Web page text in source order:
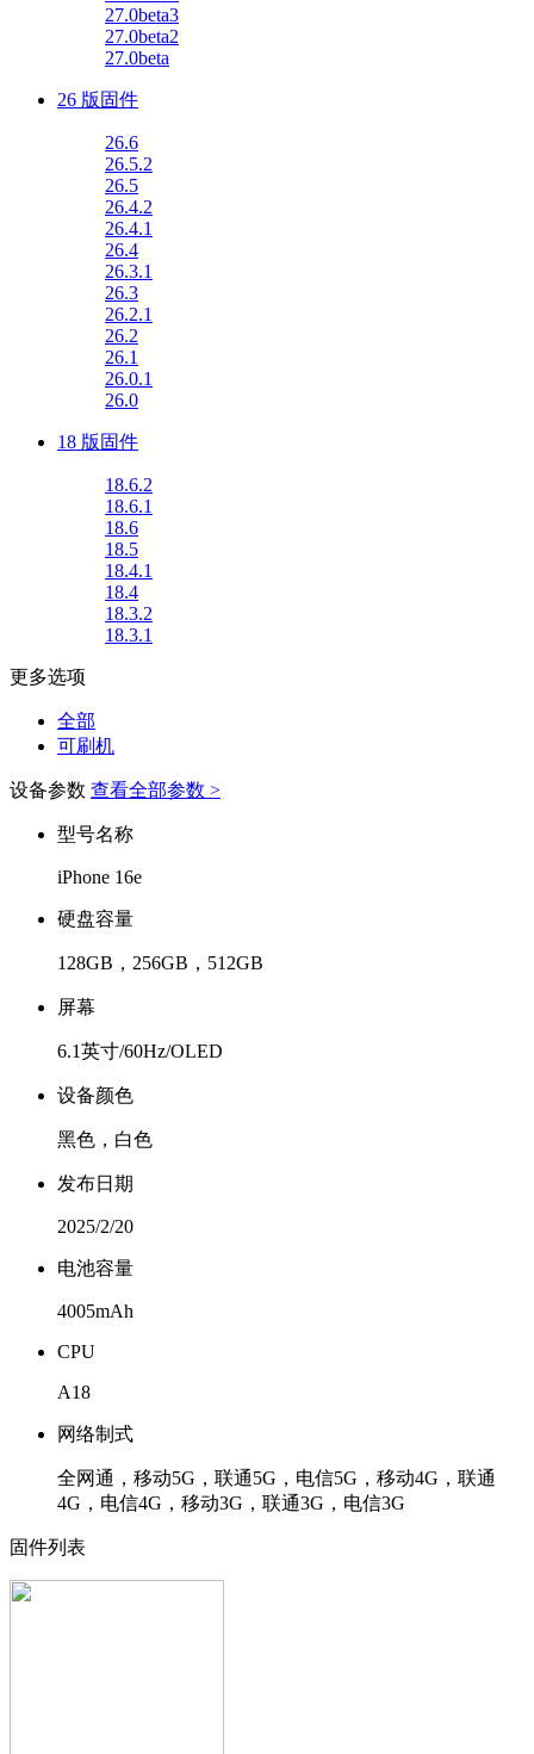
27.0beta3
27.0beta2
27.0beta
26 版固件
26.6
26.5.2
26.5
26.4.2
26.4.1
26.4
26.3.1
26.3
26.2.1
26.2
26.1
26.0.1
26.0
18 版固件
18.6.2
18.6.1
18.6
18.5
18.4.1
18.4
18.3.2
18.3.1
更多选项
全部
可刷机
设备参数 查看全部参数 >
型号名称
iPhone 16e
硬盘容量
128GB，256GB，512GB
屏幕
6.1英寸/60Hz/OLED
设备颜色
黑色，白色
发布日期
2025/2/20
电池容量
4005mAh
CPU
A18
网络制式
全网通，移动5G，联通5G，电信5G，移动4G，联通
4G，电信4G，移动3G，联通3G，电信3G
固件列表